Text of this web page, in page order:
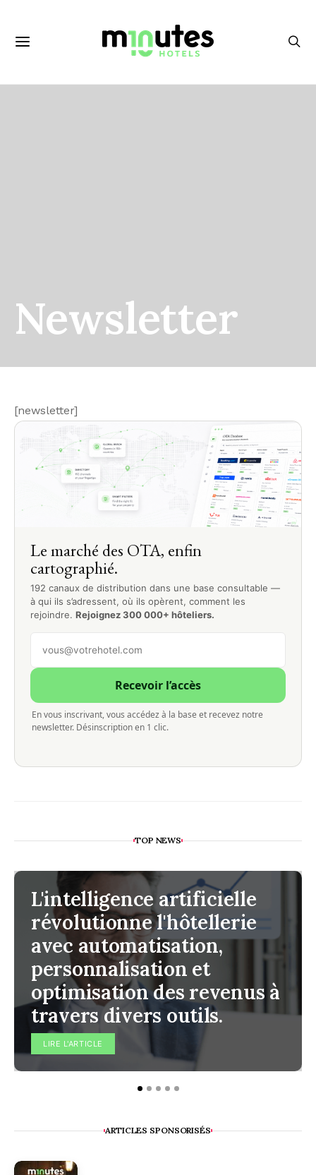
Newsletter
[newsletter]
Le marché des OTA, enfin
cartographié.
192 canaux de distribution dans une base consultable —
à qui ils s’adressent, où ils opèrent, comment les
rejoindre. Rejoignez 300 000+ hôteliers.
Recevoir l’accès
En vous inscrivant, vous accédez à la base et recevez notre
newsletter. Désinscription en 1 clic.
TOP NEWS
L'intelligence artificielle
révolutionne l'hôtellerie
avec automatisation,
personnalisation et
optimisation des revenus à
travers divers outils.
LIRE L'ARTICLE
ARTICLES SPONSORISÉS